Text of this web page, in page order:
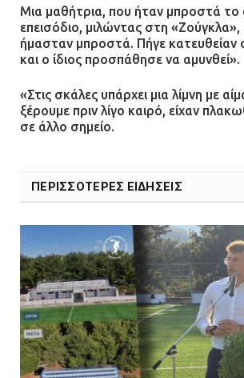
08.07.2026 | 22:30
Ομαδικός βιασμός
πρότεινε την
αστυνομικών
Ο δήμαρχος Μάνδρας
επεμβάσεων
08.07.2026 | 15:02
ΔΗΜΟΣ ΜΑΝΔΡΑΣ
νέα πολυδύναμα
ενισχύουν την
08.07.2026 | 09:40
Μια μαθήτρια, που ήταν μπροστά το
επεισόδιο, μιλώντας στη «Ζούγκλα»,
ήμασταν μπροστά. Πήγε κατευθείαν
και ο ίδιος προσπάθησε να αμυνθεί».
«Στις σκάλες υπάρχει μια λίμνη με
ξέρουμε πριν λίγο καιρό, είχαν
σε άλλο σημείο.
ΠΕΡΙΣΣΟΤΕΡΕΣ ΕΙΔΗΣΕΙΣ